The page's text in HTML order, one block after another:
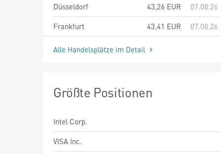
Düsseldorf
43,26 EUR
07.08.26
Frankfurt
43,41 EUR 07.08.26
Alle Handelsplätze im Detail
Größte Positionen
Intel Corp.
VISA Inc.